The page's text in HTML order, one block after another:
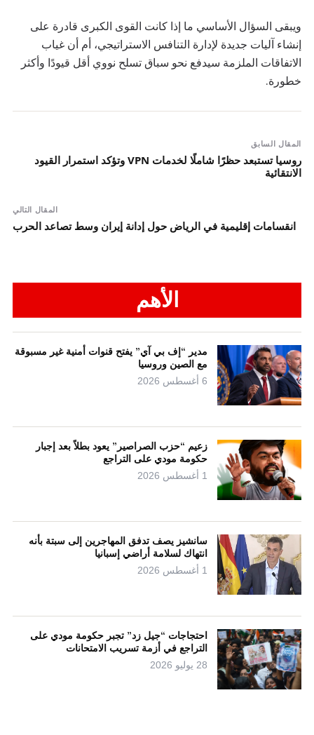
ويبقى السؤال الأساسي ما إذا كانت القوى الكبرى قادرة على
إنشاء آليات جديدة لإدارة التنافس الاستراتيجي، أم أن غياب
الاتفاقات الملزمة سيدفع نحو سباق تسلح نووي أقل قيودًا وأكثر
خطورة.
المقال السابق
روسيا تستبعد حظرًا شاملًا لخدمات VPN وتؤكد استمرار القيود
الانتقائية
المقال التالي
انقسامات إقليمية في الرياض حول إدانة إيران وسط تصاعد الحرب
الأهم
مدير “إف بي آي” يفتح قنوات أمنية غير مسبوقة
مع الصين وروسيا
6 أغسطس 2026
زعيم “حزب الصراصير” يعود بطلاً بعد إجبار
حكومة مودي على التراجع
1 أغسطس 2026
سانشيز يصف تدفق المهاجرين إلى سبتة بأنه
انتهاك لسلامة أراضي إسبانيا
1 أغسطس 2026
احتجاجات “جيل زد” تجبر حكومة مودي على
التراجع في أزمة تسريب الامتحانات
28 يوليو 2026